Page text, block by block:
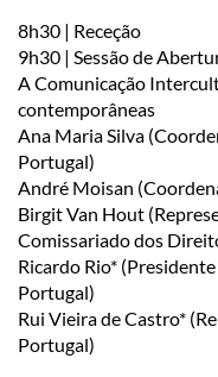
8h30 | Receção
9h30 | Sessão de
A Comunicação
contemporâneas
Ana Maria Silva
Portugal)
André Moisan
Birgit Van Hout
Comissariado dos
Ricardo Rio*
Portugal)
Rui Vieira de Castro*
Portugal)